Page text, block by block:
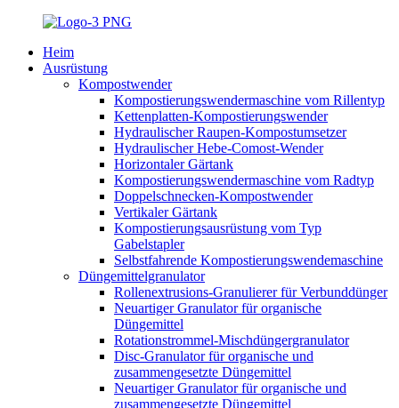
Heim
Ausrüstung
Kompostwender
Kompostierungswendermaschine vom Rillentyp
Kettenplatten-Kompostierungswender
Hydraulischer Raupen-Kompostumsetzer
Hydraulischer Hebe-Comost-Wender
Horizontaler Gärtank
Kompostierungswendermaschine vom Radtyp
Doppelschnecken-Kompostwender
Vertikaler Gärtank
Kompostierungsausrüstung vom Typ
Gabelstapler
Selbstfahrende Kompostierungswendemaschine
Düngemittelgranulator
Rollenextrusions-Granulierer für Verbunddünger
Neuartiger Granulator für organische
Düngemittel
Rotationstrommel-Mischdüngergranulator
Disc-Granulator für organische und
zusammengesetzte Düngemittel
Neuartiger Granulator für organische und
zusammengesetzte Düngemittel